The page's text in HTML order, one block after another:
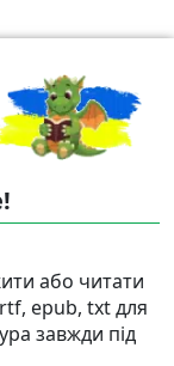
або читати
epub, txt для
завжди під